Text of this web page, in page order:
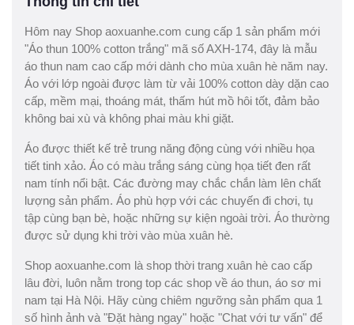
Hôm nay Shop aoxuanhe.com cung cấp 1 sản phẩm mới
"Áo thun 100% cotton trắng" mã số AXH-174, đây là mẫu
áo thun nam cao cấp mới dành cho mùa xuân hè năm nay.
Áo với lớp ngoài được làm từ vải 100% cotton dày dặn cao
cấp, mềm mại, thoáng mát, thấm hút mồ hôi tốt, đảm bảo
không bai xù và không phai màu khi giặt.
Áo được thiết kế trẻ trung năng động cùng với nhiều họa
tiết tinh xảo. Áo có màu trắng sáng cùng họa tiết đen rất
nam tính nổi bật. Các đường may chắc chắn làm lên chất
lượng sản phẩm. Áo phù hợp với các chuyến đi chơi, tụ
tập cùng bạn bè, hoặc những sự kiện ngoài trời. Áo thường
được sử dụng khi trời vào mùa xuân hè.
Shop aoxuanhe.com là shop thời trang xuân hè cao cấp
lâu đời, luôn nằm trong top các shop về áo thun, áo sơ mi
nam tại Hà Nội. Hãy cùng chiêm ngưỡng sản phẩm qua 1
số hình ảnh và "Đặt hàng ngay" hoặc "Chat với tư vấn" để